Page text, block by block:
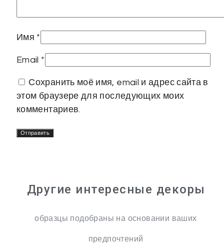
Имя *
Email *
Сохранить моё имя, email и адрес сайта в
этом браузере для последующих моих
комментариев.
Другие интересные декоры
образцы подобраны на основании ваших
предпочтений